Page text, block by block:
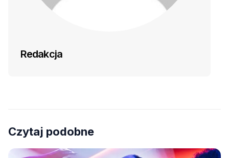
Redakcja
Czytaj podobne